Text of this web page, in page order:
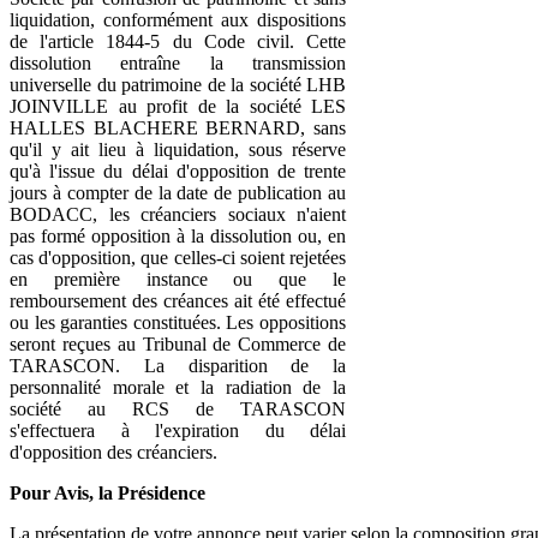
liquidation, conformément aux dispositions
de l'article 1844-5 du Code civil. Cette
dissolution entraîne la transmission
universelle du patrimoine de la société LHB
JOINVILLE au profit de la société LES
HALLES BLACHERE BERNARD, sans
qu'il y ait lieu à liquidation, sous réserve
qu'à l'issue du délai d'opposition de trente
jours à compter de la date de publication au
BODACC, les créanciers sociaux n'aient
pas formé opposition à la dissolution ou, en
cas d'opposition, que celles-ci soient rejetées
en première instance ou que le
remboursement des créances ait été effectué
ou les garanties constituées. Les oppositions
seront reçues au Tribunal de Commerce de
TARASCON. La disparition de la
personnalité morale et la radiation de la
société au RCS de TARASCON
s'effectuera à l'expiration du délai
d'opposition des créanciers.
Pour Avis, la Présidence
La présentation de votre annonce peut varier selon la composition